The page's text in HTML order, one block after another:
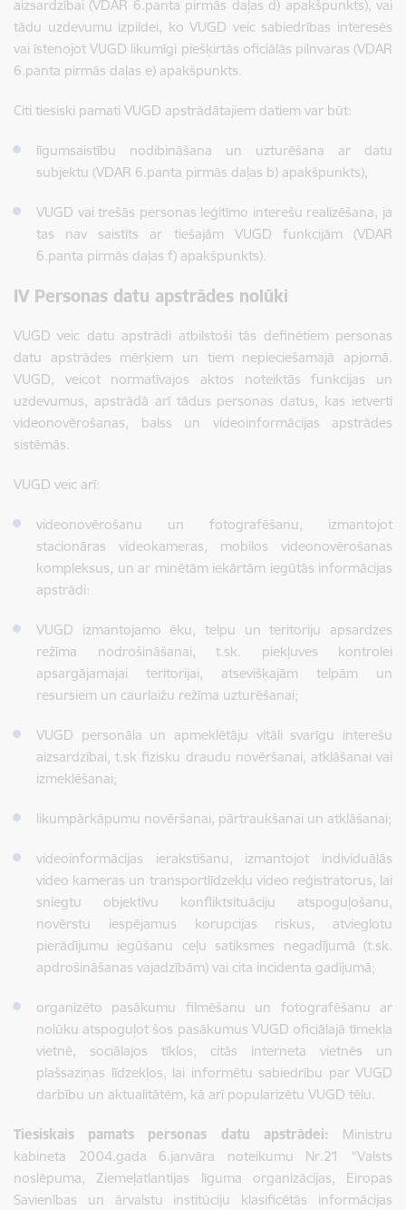
aizsardzībai (VDAR 6.panta pirmās daļas d) apakšpunkts), vai
tādu uzdevumu izpildei, ko VUGD veic sabiedrības interesēs
vai īstenojot VUGD likumīgi piešķirtās oficiālās pilnvaras (VDAR
6.panta pirmās daļas e) apakšpunkts.
Citi tiesiski pamati VUGD apstrādātajiem datiem var būt:
līgumsaistību nodibināšana un uzturēšana ar datu
subjektu (VDAR 6.panta pirmās daļas b) apakšpunkts),
VUGD vai trešās personas leģitīmo interešu realizēšana, ja
tas nav saistīts ar tiešajām VUGD funkcijām (VDAR
6.panta pirmās daļas f) apakšpunkts).
IV Personas datu apstrādes nolūki
VUGD veic datu apstrādi atbilstoši tās definētiem personas
datu apstrādes mērķiem un tiem nepieciešamajā apjomā.
VUGD, veicot normatīvajos aktos noteiktās funkcijas un
uzdevumus, apstrādā arī tādus personas datus, kas ietverti
videonovērošanas, balss un videoinformācijas apstrādes
sistēmās.
VUGD veic arī:
videonovērošanu un fotografēšanu, izmantojot
stacionāras videokameras, mobilos videonovērošanas
kompleksus, un ar minētām iekārtām iegūtās informācijas
apstrādi:
VUGD izmantojamo ēku, telpu un teritoriju apsardzes
režīma nodrošināšanai, t.sk. piekļuves kontrolei
apsargājamajai teritorijai, atsevišķajām telpām un
resursiem un caurlaižu režīma uzturēšanai;
VUGD personāla un apmeklētāju vitāli svarīgu interešu
aizsardzībai, t.sk fizisku draudu novēršanai, atklāšanai vai
izmeklēšanai;
likumpārkāpumu novēršanai, pārtraukšanai un atklāšanai;
videoinformācijas ierakstīšanu, izmantojot individuālās
video kameras un transportlīdzekļu video reģistratorus, lai
sniegtu objektīvu konfliktsituāciju atspoguļošanu,
novērstu iespējamus korupcijas riskus, atvieglotu
pierādījumu iegūšanu ceļu satiksmes negadījumā (t.sk.
apdrošināšanas vajadzībām) vai cita incidenta gadījumā;
organizēto pasākumu filmēšanu un fotografēšanu ar
nolūku atspoguļot šos pasākumus VUGD oficiālajā tīmekļa
vietnē, sociālajos tīklos, citās interneta vietnēs un
plašsaziņas līdzekļos, lai informētu sabiedrību par VUGD
darbību un aktualitātēm, kā arī popularizētu VUGD tēlu.
Tiesiskais pamats personas datu apstrādei: Ministru
kabineta 2004.gada 6.janvāra noteikumu Nr.21 “Valsts
noslēpuma, Ziemeļatlantijas līguma organizācijas, Eiropas
Savienības un ārvalstu institūciju klasificētās informācijas